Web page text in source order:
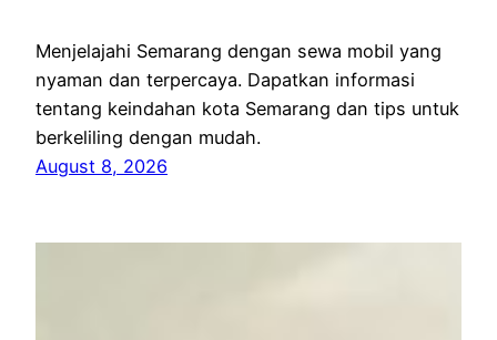
Menjelajahi Semarang dengan sewa mobil yang
nyaman dan terpercaya. Dapatkan informasi
tentang keindahan kota Semarang dan tips untuk
berkeliling dengan mudah.
August 8, 2026